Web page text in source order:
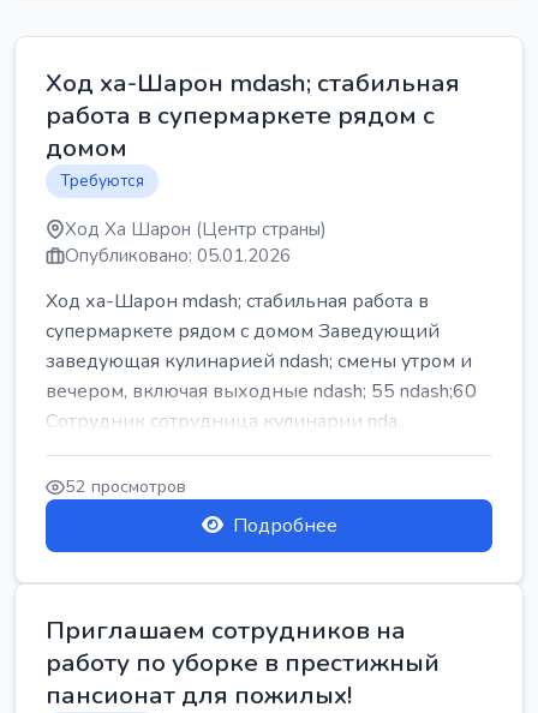
Ход ха-Шарон mdash; стабильная
работа в супермаркете рядом с
домом
Требуются
Ход Ха Шарон (Центр страны)
Опубликовано: 05.01.2026
Ход ха-Шарон mdash; стабильная работа в
супермаркете рядом с домом Заведующий
заведующая кулинарией ndash; смены утром и
вечером, включая выходные ndash; 55 ndash;60
Сотрудник сотрудница кулинарии nda...
52 просмотров
Подробнее
Приглашаем сотрудников на
работу по уборке в престижный
пансионат для пожилых!